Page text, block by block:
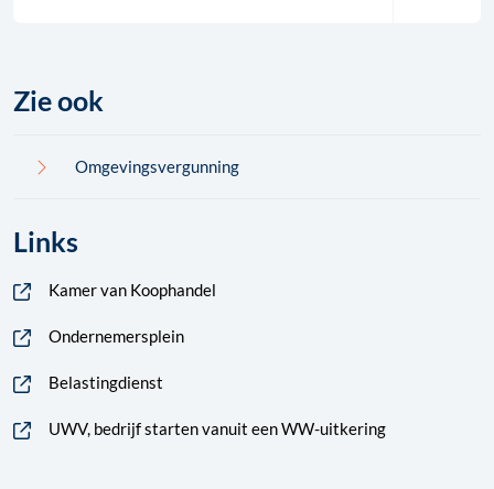
Zie ook
Omgevingsvergunning
Links
Kamer van Koophandel
Ondernemersplein
Belastingdienst
UWV, bedrijf starten vanuit een WW-uitkering